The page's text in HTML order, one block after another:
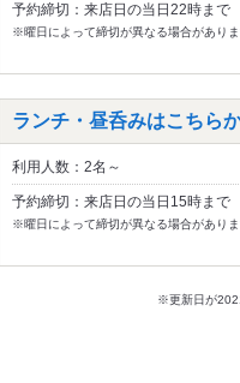
予約締切：来店日の当日22時まで
※曜日によって締切が異なる場合がありま
ランチ・昼呑みはこちら
利用人数：2名～
予約締切：来店日の当日15時まで
※曜日によって締切が異なる場合がありま
※更新日が